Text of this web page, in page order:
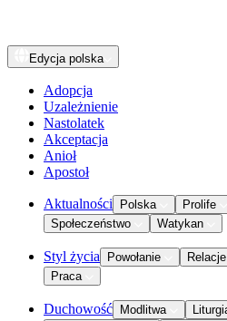
Edycja polska
Adopcja
Uzależnienie
Nastolatek
Akceptacja
Anioł
Apostoł
Aktualności Polska Prolife
Społeczeństwo
Watykan
Styl życia Powołanie Relacje
Praca
Duchowość Modlitwa